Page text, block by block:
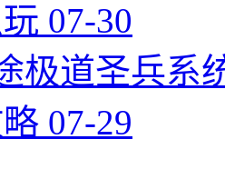
07-30
极道圣兵系
07-29